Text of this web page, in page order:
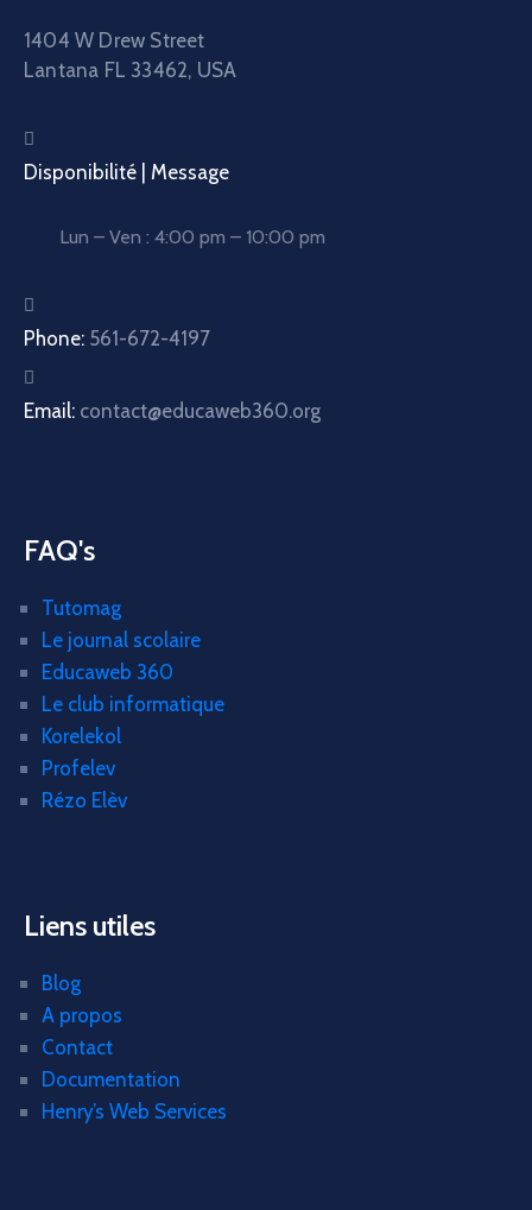
1404 W Drew Street
Lantana FL 33462, USA
Disponibilité | Message
Lun – Ven : 4:00 pm – 10:00 pm
Phone: 561-672-4197
Email: contact@educaweb360.org
FAQ's
Tutomag
Le journal scolaire
Educaweb 360
Le club informatique
Korelekol
Profelev
Rézo Elèv
Liens utiles
Blog
A propos
Contact
Documentation
Henry’s Web Services